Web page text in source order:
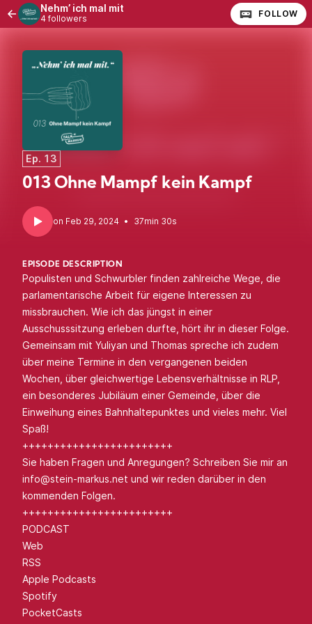
Nehm’ ich mal mit
4 followers FOLLOW
Ep. 13
013 Ohne Mampf kein Kampf
• 37min 30s
EPISODE DESCRIPTION
Populisten und Schwurbler finden zahlreiche Wege, die
parlamentarische Arbeit für eigene Interessen zu
missbrauchen. Wie ich das jüngst in einer
Ausschusssitzung erleben durfte, hört ihr in dieser Folge.
Gemeinsam mit Yuliyan und Thomas spreche ich zudem
über meine Termine in den vergangenen beiden
Wochen, über gleichwertige Lebensverhältnisse in RLP,
ein besonderes Jubiläum einer Gemeinde, über die
Einweihung eines Bahnhaltepunktes und vieles mehr. Viel
Spaß!
++++++++++++++++++++++++
Sie haben Fragen und Anregungen? Schreiben Sie mir an
info@stein-markus.net und wir reden darüber in den
kommenden Folgen.
++++++++++++++++++++++++
PODCAST
Web
RSS
Apple Podcasts
Spotify
PocketCasts